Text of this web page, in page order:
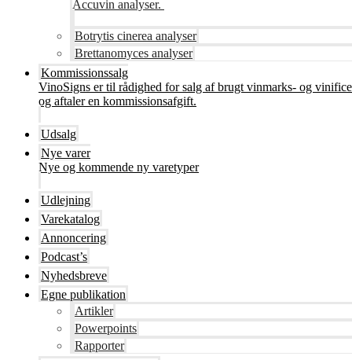
Accuvin analyser.
Botrytis cinerea analyser
Brettanomyces analyser
Kommissionssalg
VinoSigns er til rådighed for salg af brugt vinmarks- og
og aftaler en kommissionsafgift.
Udsalg
Nye varer
Nye og kommende ny varetyper
Udlejning
Varekatalog
Annoncering
Podcast’s
Nyhedsbreve
Egne publikation
Artikler
Powerpoints
Rapporter